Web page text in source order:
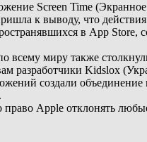
Screen Time
к выводу, что
в App Store,
миру также
разработчики Kidslox
создали объединение
Apple отклонять